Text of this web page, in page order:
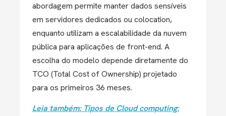
abordagem permite manter dados sensíveis
em servidores dedicados ou colocation,
enquanto utilizam a escalabilidade da nuvem
pública para aplicações de front-end. A
escolha do modelo depende diretamente do
TCO (Total Cost of Ownership) projetado
para os primeiros 36 meses.
Leia também: Tipos de Cloud computing: